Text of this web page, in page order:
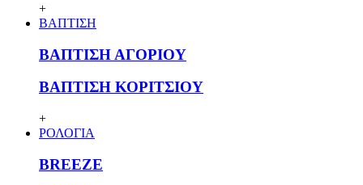
+
ΒΑΠΤΙΣΗ
ΒΑΠΤΙΣΗ ΑΓΟΡΙΟΥ
ΒΑΠΤΙΣΗ ΚΟΡΙΤΣΙΟΥ
+
ΡΟΛΟΓΙΑ
BREEZE